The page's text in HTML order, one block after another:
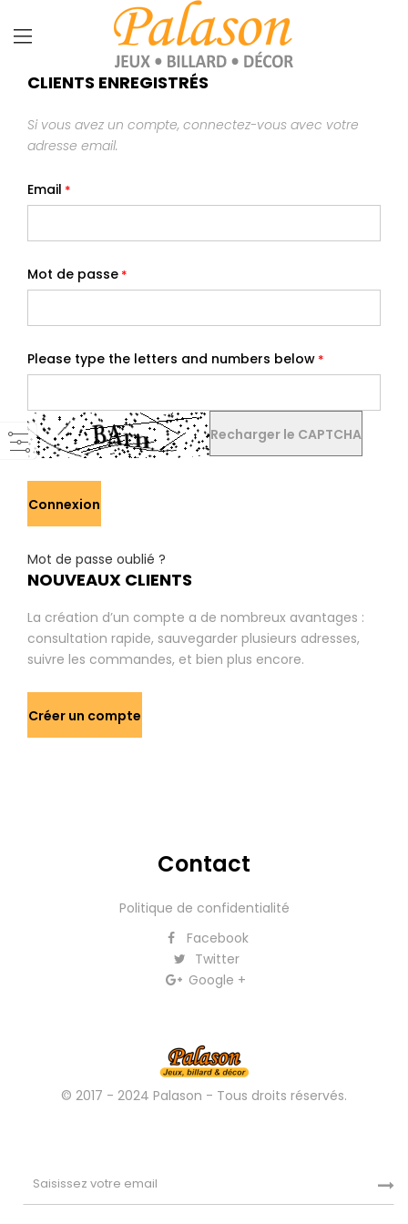
CLIENTS ENREGISTRÉS
Si vous avez un compte, connectez-vous avec votre
adresse email.
Email
Mot de passe
Please type the letters and numbers below
Recharger le CAPTCHA
Connexion
Mot de passe oublié ?
NOUVEAUX CLIENTS
La création d’un compte a de nombreux avantages :
consultation rapide, sauvegarder plusieurs adresses,
suivre les commandes, et bien plus encore.
Créer un compte
Contact
Politique de confidentialité
Facebook
Twitter
Google +
© 2017 - 2024 Palason - Tous droits réservés.